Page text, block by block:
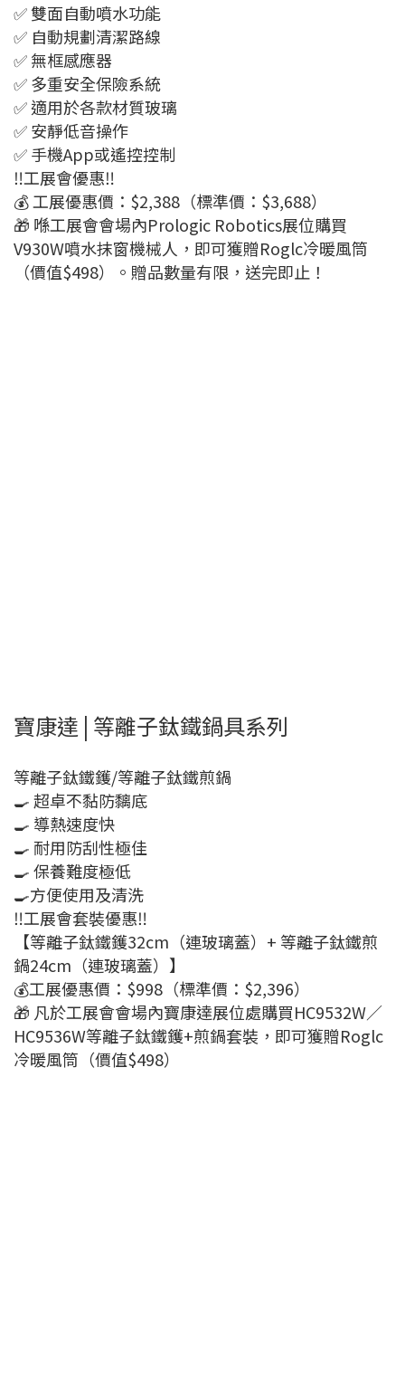
✅ 雙面自動噴水功能
✅ 自動規劃清潔路線
✅ 無框感應器
✅ 多重安全保險系統
✅ 適用於各款材質玻璃
✅ 安靜低音操作
✅ 手機App或遙控控制
‼️工展會優惠‼️
💰 工展優惠價：$2,388（標準價：$3,688）
🎁 喺工展會會場內Prologic Robotics展位購買
V930W噴水抹窗機械人，即可獲贈Roglc冷暖風筒
（價值$498）。贈品數量有限，送完即止！
寶康達 | 等離子鈦鐵鍋具系列
等離子鈦鐵鑊/等離子鈦鐵煎鍋
🍳 超卓不黏防黐底
🍳 導熱速度快
🍳 耐用防刮性極佳
🍳 保養難度極低
🍳方便使用及清洗
‼️工展會套裝優惠‼️
【等離子鈦鐵鑊32cm（連玻璃蓋）+ 等離子鈦鐵煎
鍋24cm（連玻璃蓋）】
💰工展優惠價：$998（標準價：$2,396）
🎁 凡於工展會會場內寶康達展位處購買HC9532W／
HC9536W等離子鈦鐵鑊+煎鍋套裝，即可獲贈Roglc
冷暖風筒（價值$498）